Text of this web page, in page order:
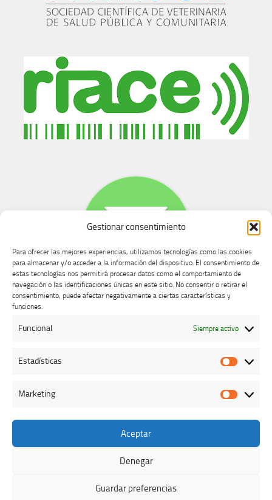
Gestionar consentimiento
Para ofrecer las mejores experiencias, utilizamos tecnologías como las cookies
para almacenar y/o acceder a la información del dispositivo. El consentimiento de
estas tecnologías nos permitirá procesar datos como el comportamiento de
navegación o las identificaciones únicas en este sitio. No consentir o retirar el
consentimiento, puede afectar negativamente a ciertas características y
funciones.
Funcional Siempre activo
Estadísticas
Marketing
Aceptar
Denegar
Guardar preferencias
Buzón de dudas, quejas y sugerencias
Colegio Oficial de Veterinarios de Cáceres © 2026. Todos los